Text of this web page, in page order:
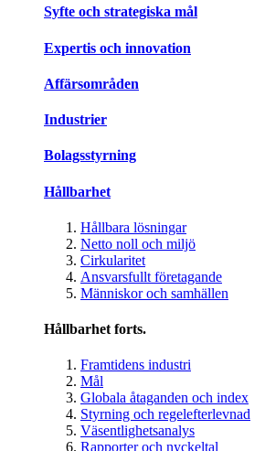
Syfte och strategiska mål
Expertis och innovation
Affärsområden
Industrier
Bolagsstyrning
Hållbarhet
Hållbara lösningar
Netto noll och miljö
Cirkularitet
Ansvarsfullt företagande
Människor och samhällen
Hållbarhet forts.
Framtidens industri
Mål
Globala åtaganden och index
Styrning och regelefterlevnad
Väsentlighetsanalys
Rapporter och nyckeltal